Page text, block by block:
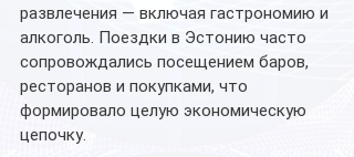
развлечения — включая гастрономию и
алкоголь. Поездки в Эстонию часто
сопровождались посещением баров,
ресторанов и покупками, что
формировало целую экономическую
цепочку.